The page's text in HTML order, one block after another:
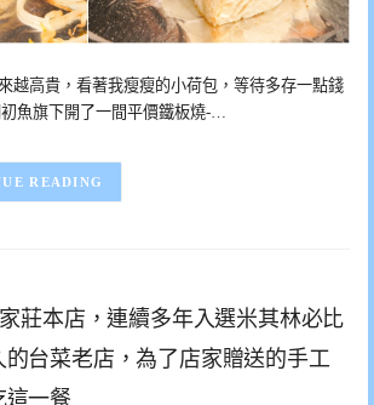
越高貴，看著我瘦瘦的小荷包，等待多存一點錢
魚旗下開了一間平價鐵板燒-…
READING
莊本店，連續多年入選米其林必比
台菜老店，為了店家贈送的手工
這一餐